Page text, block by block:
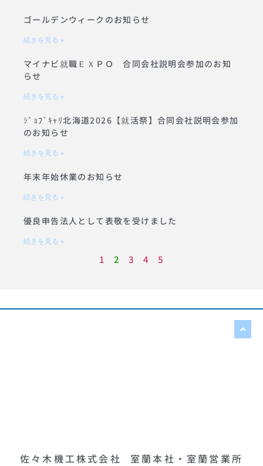
ゴールデンウィークのお知らせ
続きを見る »
マイナビ就職ＥＸＰＯ 合同会社説明会参加のお知
らせ
続きを見る »
ｼﾞｮﾌﾞｷｬﾘ北海道2026【就活祭】合同会社説明会参加
のお知らせ
続きを見る »
年末年始休業のお知らせ
続きを見る »
優良申告法人として表敬を受けました
続きを見る »
1 2 3 4 5
佐々木機工株式会社 室蘭本社・室蘭営業所